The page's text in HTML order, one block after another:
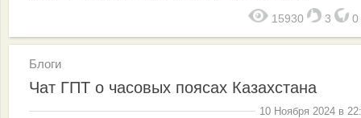
15930 3 0
Блоги
Чат ГПТ о часовых поясах Казахстана
10 Ноября 2024 в